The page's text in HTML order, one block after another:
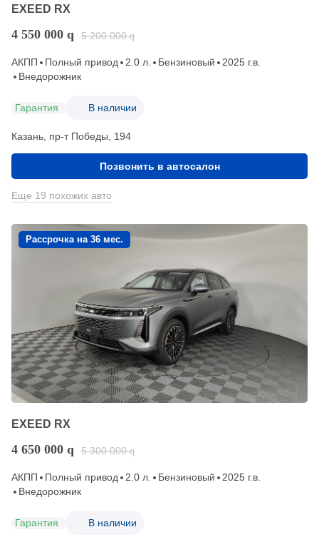
EXEED RX
4 550 000 q 5 200 000 q
АКПП Полный привод 2.0 л. Бензиновый
2025 г.в.
Внедорожник
Гарантия В наличии
Казань, пр-т Победы, 194
Позвонить в автосалон
Еще 19 похожих авто
Рассрочка на 36 мес.
EXEED RX
4 650 000 q 5 300 000 q
АКПП Полный привод 2.0 л. Бензиновый
2025 г.в.
Внедорожник
Гарантия В наличии